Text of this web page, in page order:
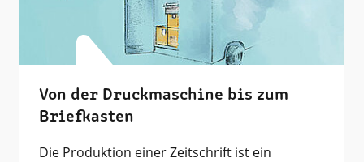
Von der Druckmaschine bis zum
Briefkasten
Die Produktion einer Zeitschrift ist ein